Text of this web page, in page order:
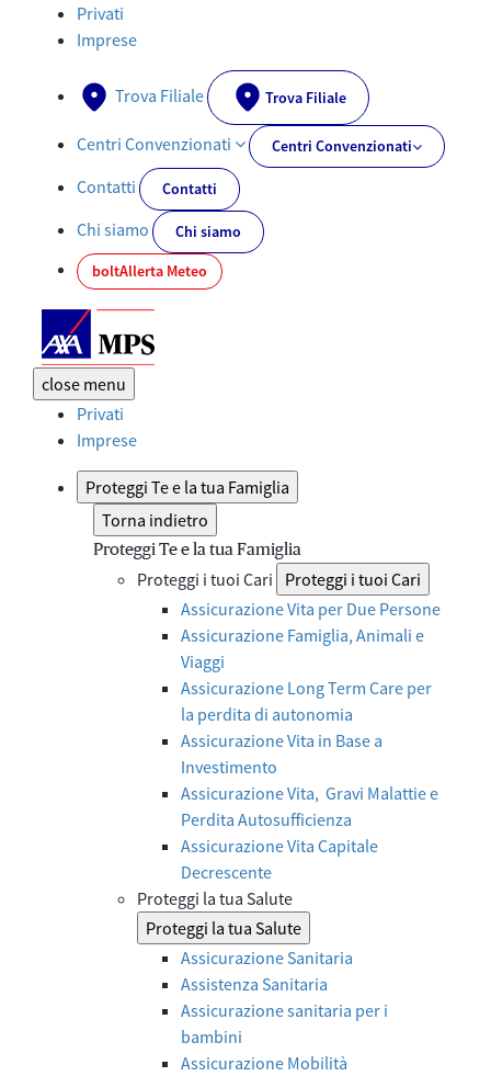
Documenti PRIIPs - AXA-MPS.IT
Privati
Imprese
Trova Filiale Trova Filiale
Centri Convenzionati Centri Convenzionati
Contatti Contatti
Chi siamo
Chi siamo
boltAllerta Meteo
close menu
Privati
Imprese
Proteggi Te e la tua Famiglia
Torna indietro
Proteggi Te e la tua Famiglia
Proteggi i tuoi Cari
Proteggi i tuoi Cari
Assicurazione Vita per Due Persone
Assicurazione Famiglia, Animali e
Viaggi
Assicurazione Long Term Care per
la perdita di autonomia
Assicurazione Vita in Base a
Investimento
Assicurazione Vita, Gravi Malattie e
Perdita Autosufficienza
Assicurazione Vita Capitale
Decrescente
Proteggi la tua Salute
Proteggi la tua Salute
Assicurazione Sanitaria
Assistenza Sanitaria
Assicurazione sanitaria per i
bambini
Assicurazione Mobilità